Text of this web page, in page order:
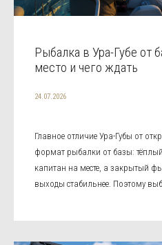
Рыбалка в Ура-Губе от
место и чего ждать
24.07.2026
Главное отличие Ура-Губы от
формат рыбалки от базы:
капитан на месте, а закрытый
выходы стабильнее. Поэтому